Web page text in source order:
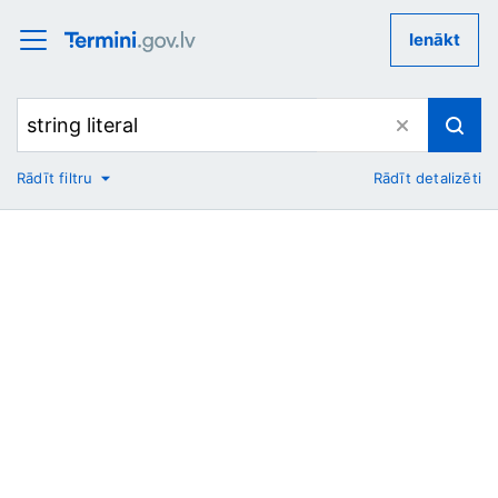
Ienākt
No
Rādīt filtru Rādīt detalizēti